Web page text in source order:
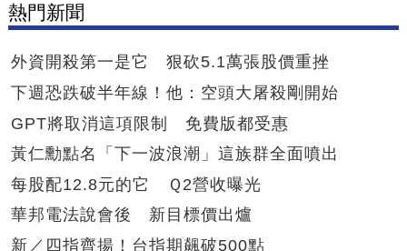
熱門新聞
外資開殺第一是它 狠砍5.1萬張股價重挫
下週恐跌破半年線！他：空頭大屠殺剛開始
GPT將取消這項限制 免費版都受惠
黃仁勳點名「下一波浪潮」這族群全面噴出
每股配12.8元的它 Ｑ2營收曝光
華邦電法說會後 新目標價出爐
新／四指齊揚！台指期飆破500點